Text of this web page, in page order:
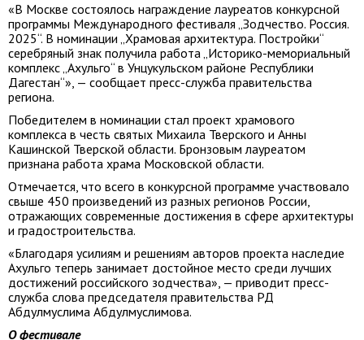
«В Москве состоялось награждение лауреатов конкурсной
программы Международного фестиваля „Зодчество. Россия.
2025“. В номинации „Храмовая архитектура. Постройки“
серебряный знак получила работа „Историко-мемориальный
комплекс „Ахульго“ в Унцукульском районе Республики
Дагестан“», — сообщает пресс-служба правительства
региона.
Победителем в номинации стал проект храмового
комплекса в честь святых Михаила Тверского и Анны
Кашинской Тверской области. Бронзовым лауреатом
признана работа храма Московской области.
Отмечается, что всего в конкурсной программе участвовало
свыше 450 произведений из разных регионов России,
отражающих современные достижения в сфере архитектуры
и градостроительства.
«Благодаря усилиям и решениям авторов проекта наследие
Ахульго теперь занимает достойное место среди лучших
достижений российского зодчества», — приводит пресс-
служба слова председателя правительства РД
Абдулмуслима Абдулмуслимова.
О фестивале